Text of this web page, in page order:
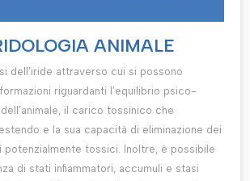
ANIMALE
dell’iride attraverso cui si possono
riguardanti l’equilibrio psico-
il carico tossinico che
e la sua capacità di eliminazione dei
potenzialmente tossici. Inoltre, è possibile
di stati infiammatori, accumuli e stasi